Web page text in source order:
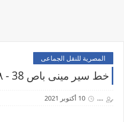
المصرية للنقل الجماعى
خط سير مينى باص 38 - ٣٨
.... 10 أكتوبر 2021